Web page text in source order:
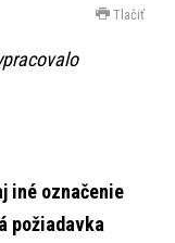
Tlačiť
iné označenie
požiadavka